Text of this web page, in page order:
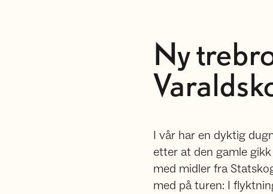
Ny
I vår har en dyktig
etter at den gamle
med midler fra
med på turen: I